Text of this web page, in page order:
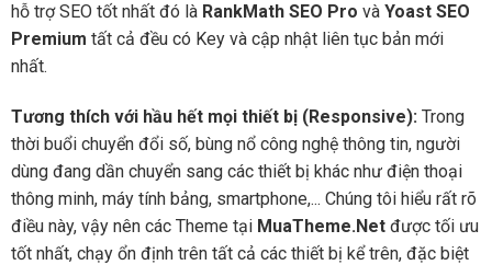
hỗ trợ SEO tốt nhất đó là RankMath SEO Pro và Yoast SEO
Premium tất cả đều có Key và cập nhật liên tục bản mới
nhất.
Tương thích với hầu hết mọi thiết bị (Responsive): Trong
thời buổi chuyển đổi số, bùng nổ công nghệ thông tin, người
dùng đang dần chuyển sang các thiết bị khác như điện thoại
thông minh, máy tính bảng, smartphone,... Chúng tôi hiểu rất rõ
điều này, vậy nên các Theme tại MuaTheme.Net được tối ưu
tốt nhất, chạy ổn định trên tất cả các thiết bị kể trên, đặc biệt